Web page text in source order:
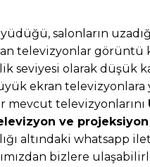
salonların
televizyonlar görüntü
seviyesi olarak düşük
ekran televizyonlara
mevcut televizyonlarını
ve projeksiyon
altındaki whatsapp
bizlere